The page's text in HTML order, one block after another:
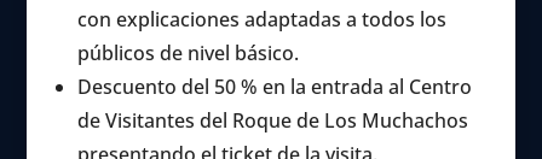
con explicaciones adaptadas a todos los
públicos de nivel básico.
Descuento del 50 % en la entrada al Centro
de Visitantes del Roque de Los Muchachos